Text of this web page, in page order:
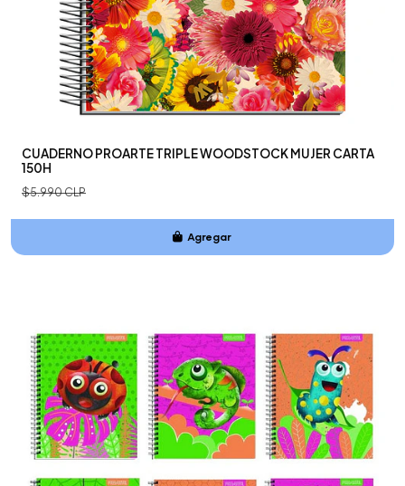
CUADERNO PROARTE TRIPLE WOODSTOCK MUJER CARTA
150H
$5.990 CLP
Agregar